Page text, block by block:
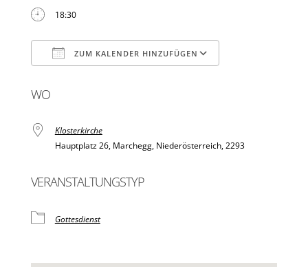
18:30
ZUM KALENDER HINZUFÜGEN
WO
Klosterkirche
Hauptplatz 26, Marchegg, Niederösterreich, 2293
VERANSTALTUNGSTYP
Gottesdienst